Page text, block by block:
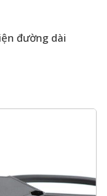
đường dài